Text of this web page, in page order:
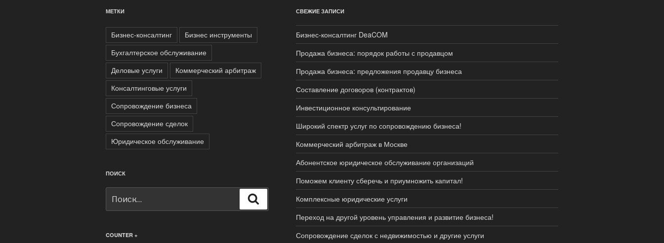
МЕТКИ
Бизнес-консалтинг
Бизнес инструменты
Бухгалтерское обслуживание
Деловые услуги
Коммерческий арбитраж
Консалтинговые услуги
Сопровождение бизнеса
Сопровождение сделок
Юридическое обслуживание
ПОИСК
COUNTER +
СВЕЖИЕ ЗАПИСИ
Бизнес-консалтинг DeaCOM
Продажа бизнеса: порядок работы с продавцом
Продажа бизнеса: предложения продавцу бизнеса
Составление договоров (контрактов)
Инвестиционное консультирование
Широкий спектр услуг по сопровождению бизнеса!
Коммерческий арбитраж в Москве
Абонентское юридическое обслуживание организаций
Поможем клиенту сберечь и приумножить капитал!
Комплексные юридические услуги
Переход на другой уровень управления и развитие бизнеса!
Сопровождение сделок с недвижимостью и другие услуги